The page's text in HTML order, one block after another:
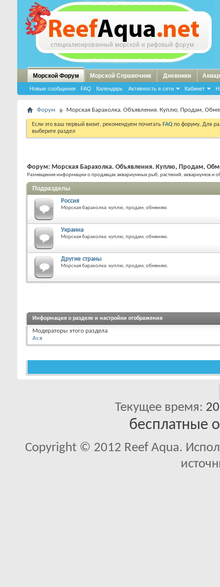
Морской Форум
Новые сообщения FAQ Календарь Активность в сети Кабинет
Морской Справочник Дневники
Форум Морская Барахолка. Объявления. Куплю, Продам,
Если это ваш первый визит, рекомендуем почитать FAQ по форуму. Для
выберите раздел
Форум: Морская Барахолка. Объявления. Куплю, Продам,
Размещение информации о продавцах аквариумных рыб, растений, аквариумов и
Подразделы
Россия
Морская барахолка: куплю, продам, обменяю
Украина
Морская барахолка: куплю, продам, обменяю.
Другие страны
Морская барахолка: куплю, продам, обменяю.
Информация о разделе и настройки отображения
Модераторы этого раздела
Ася
Текущее время:
бесплатные
Copyright © 2012 Reef Aqua.